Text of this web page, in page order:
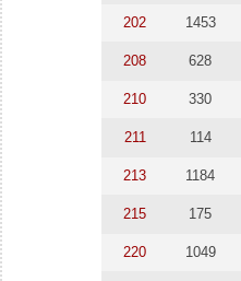
202 1453
208 628
210 330
211 114
213 1184
215 175
220 1049